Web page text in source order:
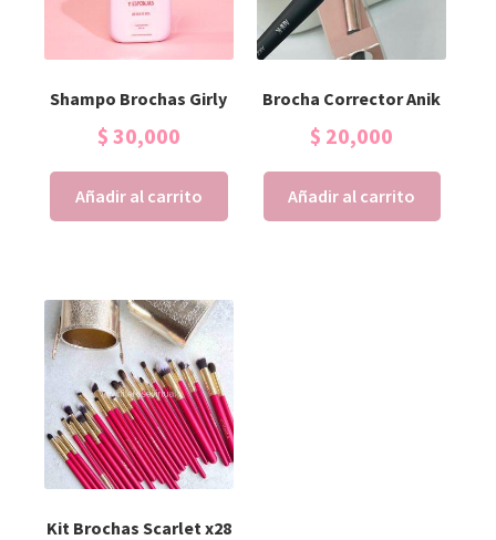
Shampo Brochas Girly
$ 30,000
Añadir al carrito
Brocha Corrector Anik
$ 20,000
Añadir al carrito
Kit Brochas Scarlet x28